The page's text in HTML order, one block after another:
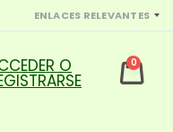
ENLACES RELEVANTES
0